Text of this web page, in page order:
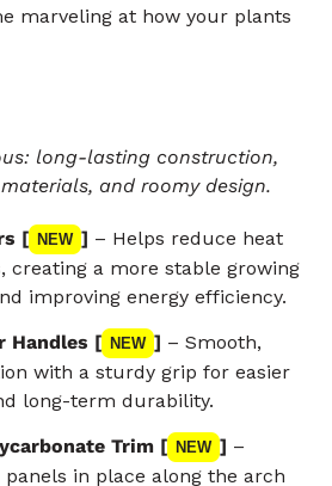
marveling at how your plants
long-lasting construction,
and roomy design.
[ NEW ] – Helps reduce heat
creating a more stable growing
improving energy efficiency.
Handles [
NEW ] – Smooth,
with a sturdy grip for easier
long-term durability.
Trim [ NEW ] –
in place along the arch